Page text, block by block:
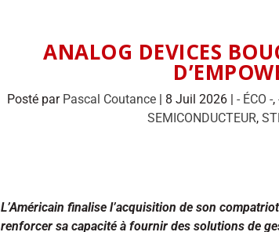
ANALOG DEVICES
Posté par Pascal Coutance | 8 Juil 2026 |- ÉCO -,
SEMICONDUCTEUR,
L’Américain finalise l’acquisition de son
renforcer sa capacité à fournir des solutions de